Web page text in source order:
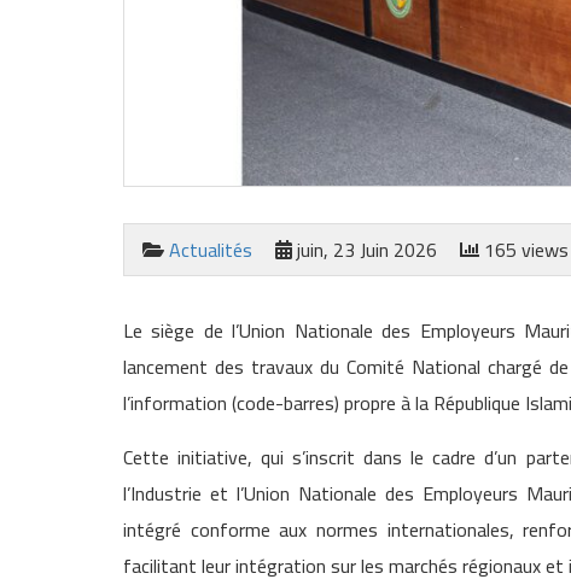
Actualités juin, 23 Juin 2026 165 views
Le siège de l’Union Nationale des Employeurs
lancement des travaux du Comité National chargé
l’information (code-barres) propre à la République
Cette initiative, qui s’inscrit dans le cadre d’un
l’Industrie et l’Union Nationale des Employeurs
intégré conforme aux normes internationales,
facilitant leur intégration sur les marchés régionaux et